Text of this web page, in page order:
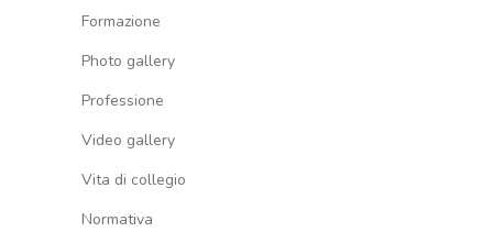
Formazione
Photo gallery
Professione
Video gallery
Vita di collegio
Normativa